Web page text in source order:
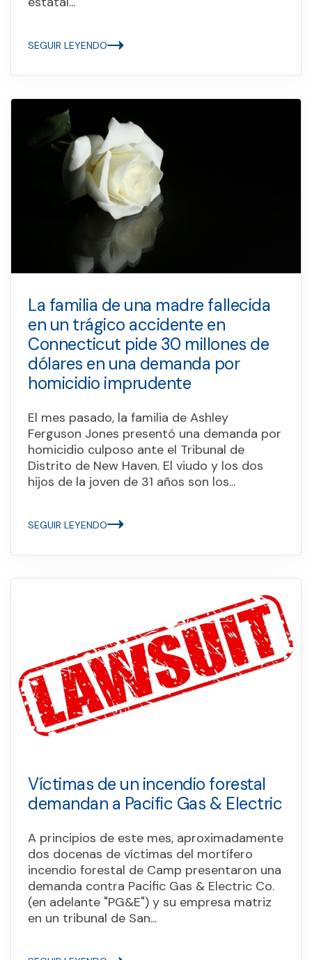
SEGUIR LEYENDO
La familia de una madre fallecida
en un trágico accidente en
Connecticut pide 30 millones de
dólares en una demanda por
homicidio imprudente
El mes pasado, la familia de Ashley
Ferguson Jones presentó una demanda por
homicidio culposo ante el Tribunal de
Distrito de New Haven. El viudo y los dos
hijos de la joven de 31 años son los...
SEGUIR LEYENDO
Víctimas de un incendio forestal
demandan a Pacific Gas & Electric
A principios de este mes, aproximadamente
dos docenas de víctimas del mortífero
incendio forestal de Camp presentaron una
demanda contra Pacific Gas & Electric Co.
(en adelante "PG&E") y su empresa matriz
en un tribunal de San...